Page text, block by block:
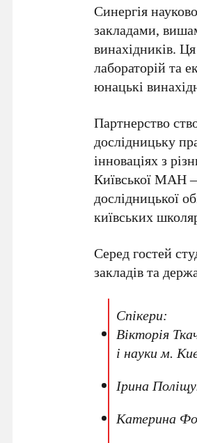
Синергія
закладами,
винахідників.
лабораторій та
юнацькі
Партнерство
дослідницьку
інноваціях з
Київської МАН
дослідницької
київських
Серед гостей
закладів та
Спікери:
Вікторія
і науки м.
Ірина
Катерина